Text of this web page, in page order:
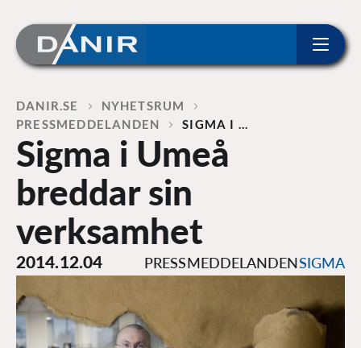
Home
DANIR
NYHETSRUM
PRESSMEDDELANDEN
SIGMA I …
Sigma i Umeå
breddar sin
verksamhet
2014.12.04 PRESSMEDDELANDENSIGMA